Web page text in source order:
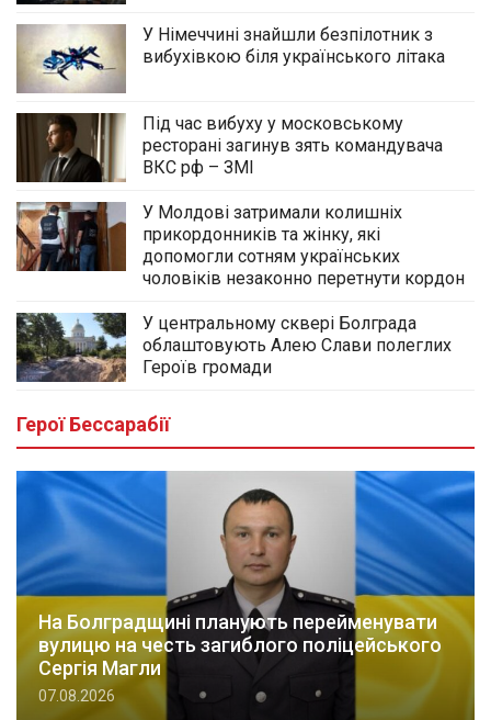
У Німеччині знайшли безпілотник з
вибухівкою біля українського літака
Під час вибуху у московському
ресторані загинув зять командувача
ВКС рф – ЗМІ
У Молдові затримали колишніх
прикордонників та жінку, які
допомогли сотням українських
чоловіків незаконно перетнути кордон
У центральному сквері Болграда
облаштовують Алею Слави полеглих
Героїв громади
Герої Бессарабії
На Болградщині планують перейменувати
вулицю на честь загиблого поліцейського
Сергія Магли
07.08.2026